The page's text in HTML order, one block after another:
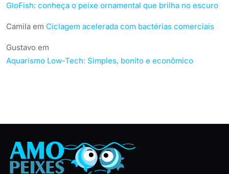
GloFish: conheça o peixe ornamental que brilha no escuro
Camila em Ciclagem acelerada com bactérias comerciais
Gustavo em
Aquarismo Low-Tech: Simples, bonito e econômico